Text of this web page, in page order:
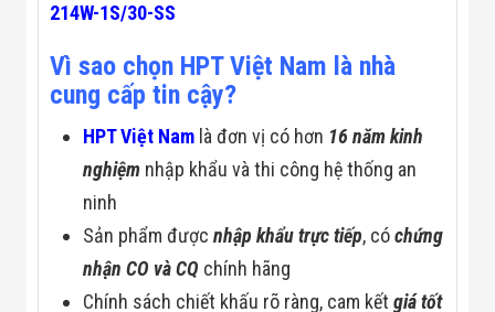
214W-1S/30-SS
Vì sao chọn HPT Việt Nam là nhà
cung cấp tin cậy?
HPT Việt Nam là đơn vị có hơn 16 năm kinh
nghiệm nhập khẩu và thi công hệ thống an
ninh
Sản phẩm đượcnhập khẩu trực tiếp, cóchứng
nhận CO và CQ chính hãng
Chính sách chiết khấu rõ ràng, cam kếtgiá tốt